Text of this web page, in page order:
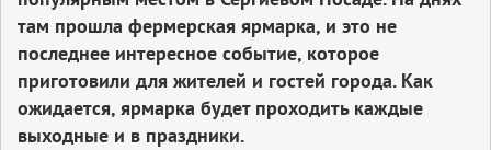
там прошла фермерская ярмарка, и это не
последнее интересное событие, которое
приготовили для жителей и гостей города. Как
ожидается, ярмарка будет проходить каждые
выходные и в праздники.